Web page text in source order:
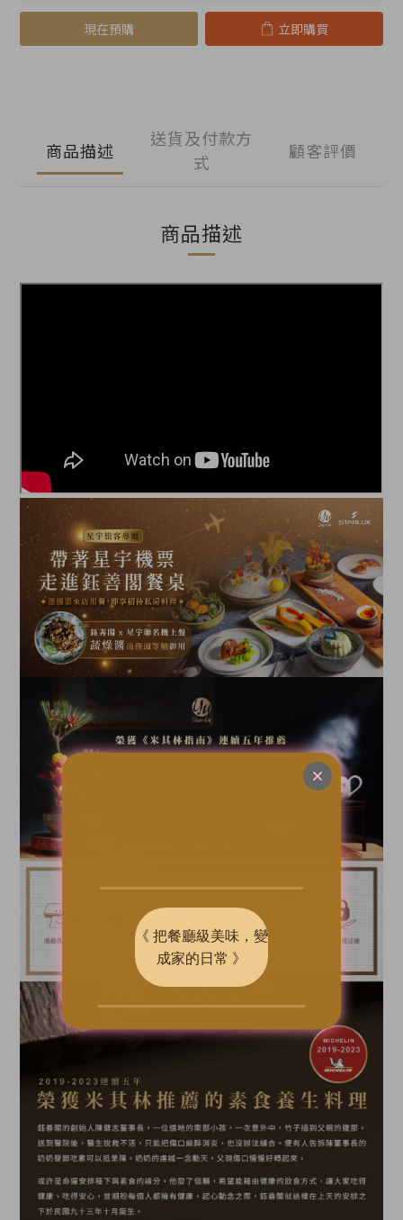
現在預購 立即購買
商品描述
送貨及付款方
式
顧客評價
商品描述